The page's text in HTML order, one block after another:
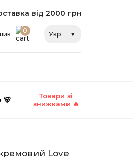
від 2000 грн
0 Укр
🐻
Товари зі
знижками 🔥
Love